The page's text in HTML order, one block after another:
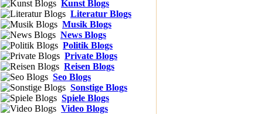
Kunst Blogs
Literatur Blogs
Musik Blogs
News Blogs
Politik Blogs
Private Blogs
Reisen Blogs
Seo Blogs
Sonstige Blogs
Spiele Blogs
Video Blogs